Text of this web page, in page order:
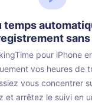
temps
pour iPhone
vos heures de
vous concentrer
et arrêtez le suivi en